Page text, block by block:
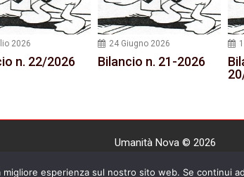
2026
n. 22/2026
24 Giugno 2026
Bilancio n. 21-2026
Umanità Nova © 2026
Settimanale anarchico fondato nel 1920 da
esperienza sul nostro sito web. Se continui